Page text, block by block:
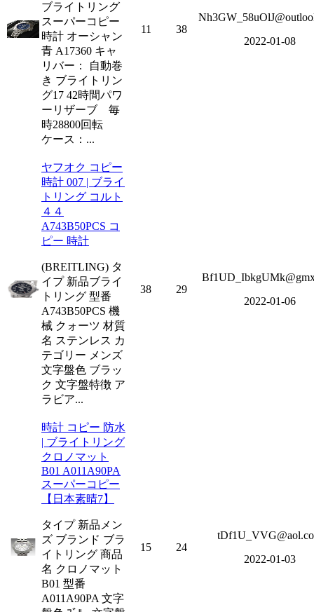
ブライトリング
スーパーコピー
時計 オーシャン
青 A17360 キャ
リバー： 自動巻
き ブライトリン
グ17 42時間パワ
ーリザーブ 毎
時28800回転
ケース：...
11 38
2022-01-08
ヤフオク コピー
時計 007 | ブライ
トリング コルト
４４
A743B50PCS コ
ピー 時計
(BREITLING) タ
イプ 新品ブライ
トリング 型番
A743B50PCS 機
械 クォーツ 材質
名 ステンレス カ
テゴリー メンズ
文字盤色 ブラッ
ク 文字盤特徴 ア
ラビア...
38 29
2022-01-06
時計 コピー 防水
| ブライトリング
クロノマット
B01 A011A90PA
スーパーコピー
【日本素晴7】
タイプ 新品メン
ズ ブランド ブラ
イトリング 商品
名 クロノマット
B01 型番
A011A90PA 文字
15 24
2022-01-03